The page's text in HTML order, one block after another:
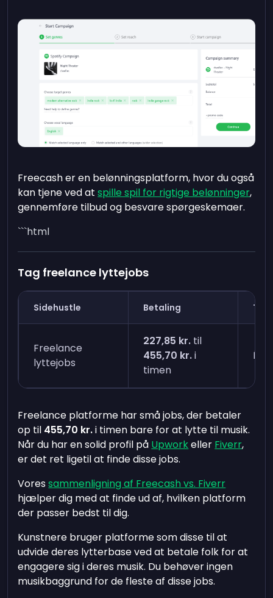
Freecash er en belønningsplatform, hvor du også
kan tjene ved atspille spil for rigtige belønninger,
gennemføre tilbud og besvare spørgeskemaer.
```html
Tag freelance lyttejobs
Sidehustle Betaling Tid
Freelance
lyttejobs
227,85 kr. til
455,70 kr.i
timen
Én
Freelance platforme har små jobs, der betaler
op til 455,70 kr.i timen bare for at lytte til musik.
Når du har en solid profil på Upworkeller Fiverr,
er det ret ligetil at finde disse jobs.
Voressammenligning af Freecash vs. Fiverr
hjælper dig med at finde ud af, hvilken platform
der passer bedst til dig.
Kunstnere bruger platforme som disse til at
udvide deres lytterbase ved at betale folk for at
engagere sig i deres musik. Du behøver ingen
musikbaggrund for de fleste af disse jobs.